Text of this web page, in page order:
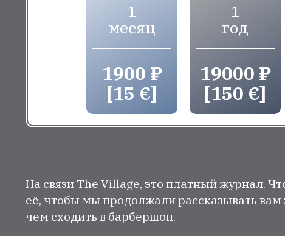
1
месяц
1900 ₽
[15 €]
1
год
19000 ₽
[150 €]
На связи The Village, это платный журнал.
её, чтобы мы продолжали рассказывать
чем сходить в барбершоп.